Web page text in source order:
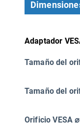
Adaptador
Tamaño del
Tamaño del
Orificio VESA